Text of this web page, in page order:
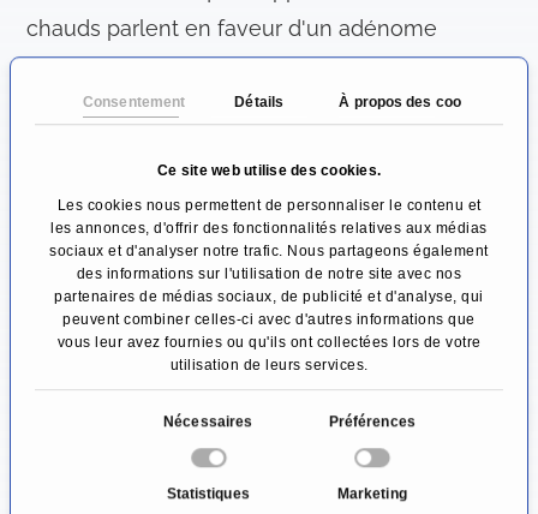
Consentement Détails À propos des cookies
Ce site web utilise des cookies.
Les cookies nous permettent de personnaliser le contenu et
les annonces, d'offrir des fonctionnalités relatives aux médias
sociaux et d'analyser notre trafic. Nous partageons également
des informations sur l'utilisation de notre site avec nos
partenaires de médias sociaux, de publicité et d'analyse, qui
peuvent combiner celles-ci avec d'autres informations que
vous leur avez fournies ou qu'ils ont collectées lors de votre
utilisation de leurs services.
Nécessaires Préférences
Statistiques Marketing
chauds parlent en faveur d'un adénome
thyroïdien qui cause l'hyperactivité. Les
nodules froids peuvent parler au nom des
des tumeurs malignes.
La scintigraphie du squelette est un élément
important dans la recherche de tumeurs
malignes dans l'os (métastases osseuses). Mais
d'autres lésions osseuses peuvent également
être détectées.
La scintigraphie rénale permet d'examiner
avec précision la fonction de chaque rein. Ceci